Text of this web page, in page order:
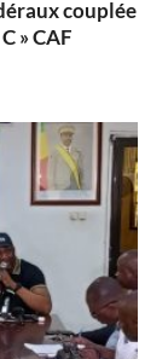
couplée
» CAF